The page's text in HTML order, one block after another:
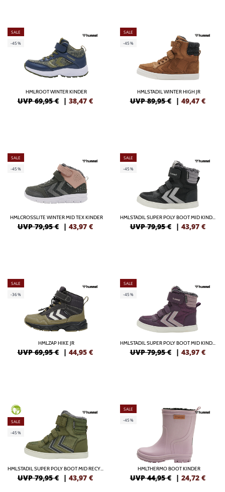
SALE
-45%
HMLROOT WINTER KINDER
UVP 69,95 € | 38,47 €
SALE
-45%
HMLSTADIL WINTER HIGH JR
UVP 89,95 € | 49,47 €
SALE
-45%
HMLCROSSLITE WINTER MID TEX KINDER
UVP 79,95 € | 43,97 €
SALE
-45%
HMLSTADIL SUPER POLY BOOT MID KINDER
UVP 79,95 € | 43,97 €
SALE
-36%
HMLZAP HIKE JR
UVP 69,95 € | 44,95 €
SALE
-45%
HMLSTADIL SUPER POLY BOOT MID KINDER
UVP 79,95 € | 43,97 €
GREEN
SALE
-45%
HMLSTADIL SUPER POLY BOOT MID RECYCLE JR
UVP 79,95 € | 43,97 €
SALE
-45%
HMLTHERMO BOOT KINDER
UVP 44,95 € | 24,72 €